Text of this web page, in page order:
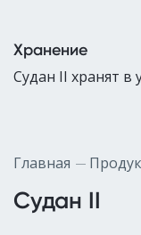
Хранение
Судан II хранят в
Главная
Судан II